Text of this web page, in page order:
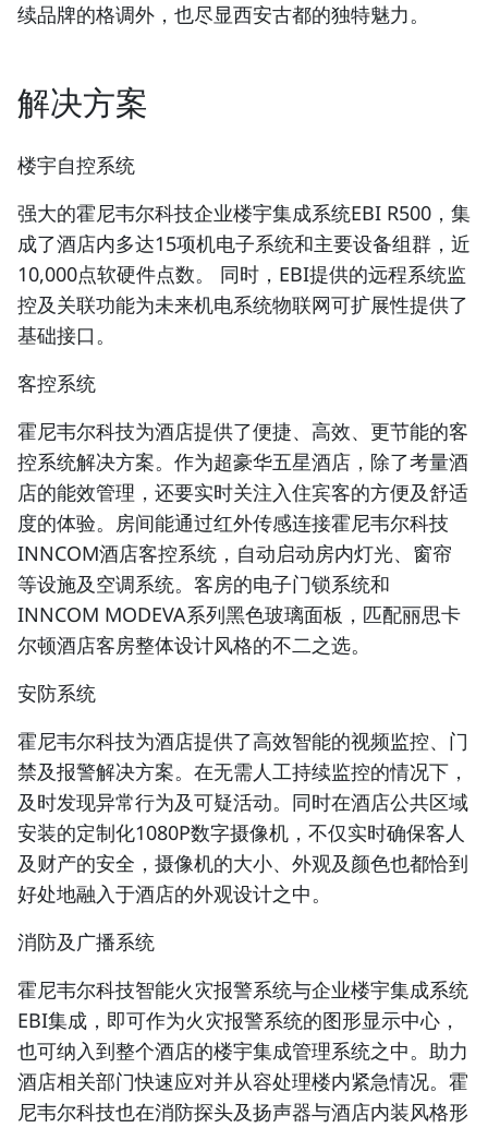
续品牌的格调外，也尽显西安古都的独特魅力。
解决方案
楼宇自控系统
强大的霍尼韦尔科技企业楼宇集成系统EBI R500，集
成了酒店内多达15项机电子系统和主要设备组群，近
10,000点软硬件点数。 同时，EBI提供的远程系统监
控及关联功能为未来机电系统物联网可扩展性提供了
基础接口。
客控系统
霍尼韦尔科技为酒店提供了便捷、高效、更节能的客
控系统解决方案。作为超豪华五星酒店，除了考量酒
店的能效管理，还要实时关注入住宾客的方便及舒适
度的体验。房间能通过红外传感连接霍尼韦尔科技
INNCOM酒店客控系统，自动启动房内灯光、窗帘
等设施及空调系统。客房的电子门锁系统和
INNCOM MODEVA系列黑色玻璃面板，匹配丽思卡
尔顿酒店客房整体设计风格的不二之选。
安防系统
霍尼韦尔科技为酒店提供了高效智能的视频监控、门
禁及报警解决方案。在无需人工持续监控的情况下，
及时发现异常行为及可疑活动。同时在酒店公共区域
安装的定制化1080P数字摄像机，不仅实时确保客人
及财产的安全，摄像机的大小、外观及颜色也都恰到
好处地融入于酒店的外观设计之中。
消防及广播系统
霍尼韦尔科技智能火灾报警系统与企业楼宇集成系统
EBI集成，即可作为火灾报警系统的图形显示中心，
也可纳入到整个酒店的楼宇集成管理系统之中。助力
酒店相关部门快速应对并从容处理楼内紧急情况。霍
尼韦尔科技也在消防探头及扬声器与酒店内装风格形